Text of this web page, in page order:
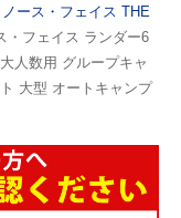
ース・フェイス THE
・フェイス ランダー6
人数用 グループキャ
大型 オートキャンプ